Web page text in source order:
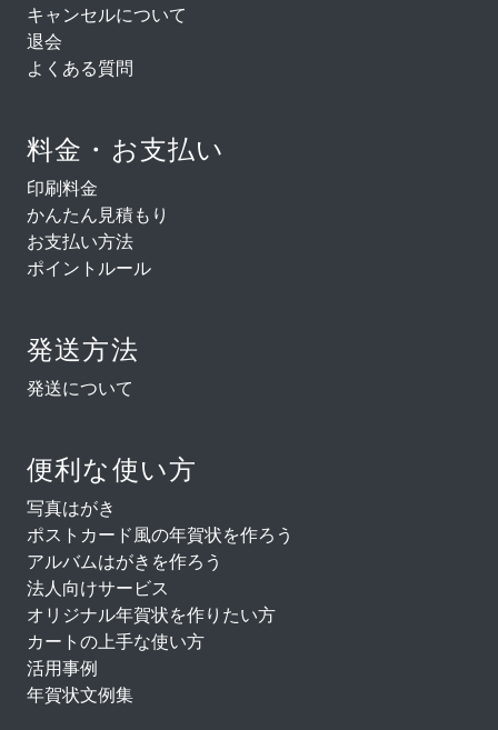
キャンセルについて
退会
よくある質問
料金・お支払い
印刷料金
かんたん見積もり
お支払い方法
ポイントルール
発送方法
発送について
便利な使い方
写真はがき
ポストカード風の年賀状を作ろう
アルバムはがきを作ろう
法人向けサービス
オリジナル年賀状を作りたい方
カートの上手な使い方
活用事例
年賀状文例集